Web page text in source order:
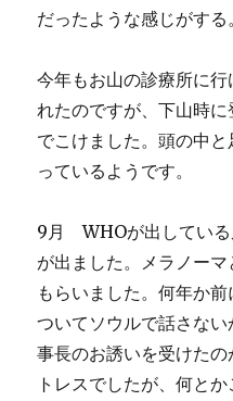
だったような感じがする
今年もお山の診療所に
れたのですが、下山時
でこけました。頭の中
っているようです。
9月 WHOが出している
が出ました。メラノー
もらいました。何年か
ついてソウルで話さな
事長のお誘いを受けた
トレスでしたが、何と